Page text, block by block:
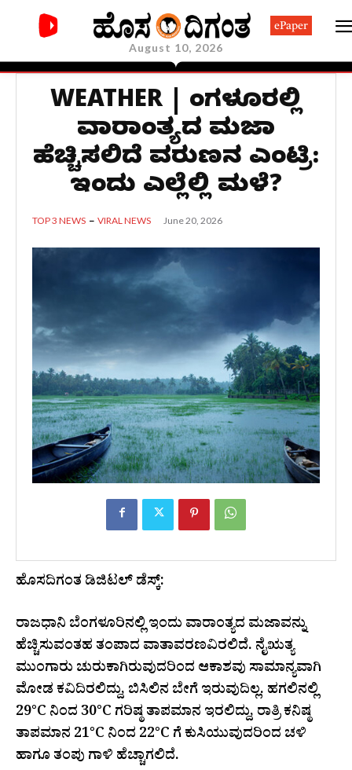
August 10, 2026
ePaper
WEATHER | ಬೆಂಗಳೂರಲ್ಲಿ
ವಾರಾಂತ್ಯದ ಮಜಾ
ಹೆಚ್ಚಿಸಲಿದೆ ವರುಣನ ಎಂಟ್ರಿ:
ಇಂದು ಎಲ್ಲೆಲ್ಲಿ ಮಳೆ?
TOP 3 NEWS VIRAL NEWS June 20, 2026
ಹೊಸದಿಗಂತ ಡಿಜಿಟಲ್ ಡೆಸ್ಕ್:
ರಾಜಧಾನಿ ಬೆಂಗಳೂರಿನಲ್ಲಿ ಇಂದು ವಾರಾಂತ್ಯದ ಮಜಾವನ್ನು
ಹೆಚ್ಚಿಸುವಂತಹ ತಂಪಾದ ವಾತಾವರಣವಿರಲಿದೆ. ನೈಋತ್ಯ
ಮುಂಗಾರು ಚುರುಕಾಗಿರುವುದರಿಂದ ಆಕಾಶವು ಸಾಮಾನ್ಯವಾಗಿ
ಮೋಡ ಕವಿದಿರಲಿದ್ದು, ಬಿಸಿಲಿನ ಬೇಗೆ ಇರುವುದಿಲ್ಲ. ಹಗಲಿನಲ್ಲಿ
29°C ನಿಂದ 30°C ಗರಿಷ್ಠ ತಾಪಮಾನ ಇರಲಿದ್ದು, ರಾತ್ರಿ ಕನಿಷ್ಠ
ತಾಪಮಾನ 21°C ನಿಂದ 22°C ಗೆ ಕುಸಿಯುವುದರಿಂದ ಚಳಿ
ಹಾಗೂ ತಂಪು ಗಾಳಿ ಹೆಚ್ಚಾಗಲಿದೆ.